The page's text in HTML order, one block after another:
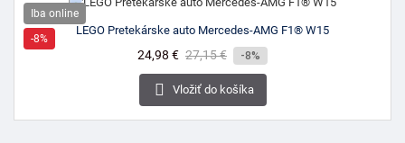
Iba online
-8%
LEGO Pretekárske auto Mercedes-AMG F1® W15
Cena
24,98 € Bežná
cena
27,15 € -8%
 Vložiť do košíka